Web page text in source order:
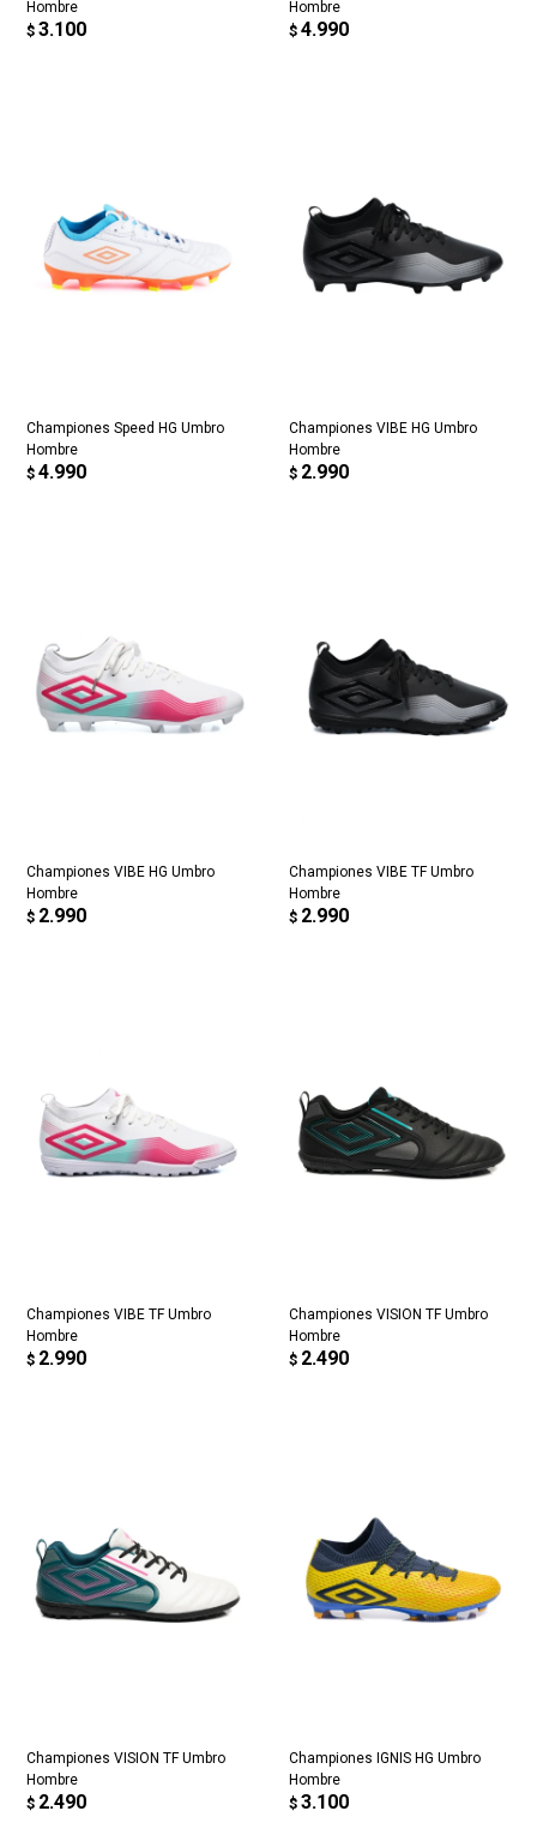
Hombre
$ 3.100
Hombre
$ 4.990
Championes Speed HG Umbro
Hombre
$ 4.990
Championes VIBE HG Umbro
Hombre
$ 2.990
Championes VIBE HG Umbro
Hombre
$ 2.990
Championes VIBE TF Umbro
Hombre
$ 2.990
Championes VIBE TF Umbro
Hombre
$ 2.990
Championes VISION TF Umbro
Hombre
$ 2.490
Championes VISION TF Umbro
Hombre
$ 2.490
Championes IGNIS HG Umbro
Hombre
$ 3.100